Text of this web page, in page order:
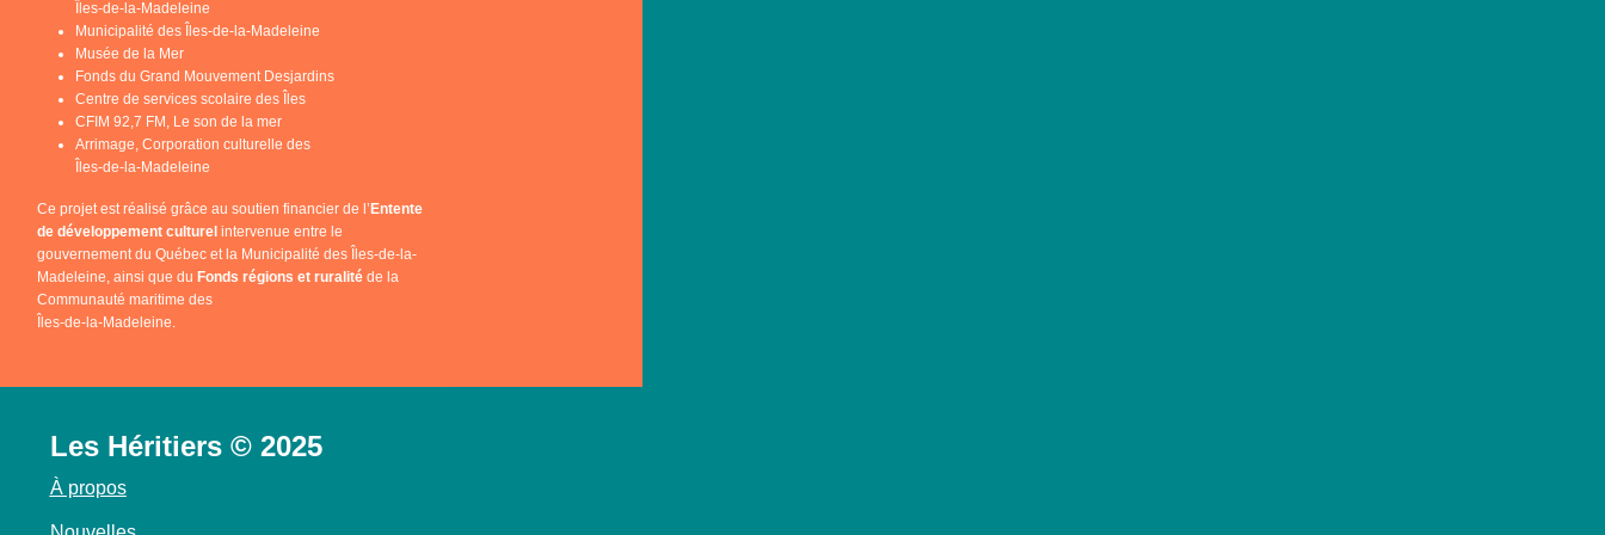
Îles-de-la-Madeleine
Municipalité des Îles-de-la-Madeleine
Musée de la Mer
Fonds du Grand Mouvement Desjardins
Centre de services scolaire des Îles
CFIM 92,7 FM, Le son de la mer
Arrimage, Corporation culturelle des
Îles-de-la-Madeleine
Ce projet est réalisé grâce au soutien financier de l’Entente
de développement culturel intervenue entre le
gouvernement du Québec et la Municipalité des Îles-de-la-
Madeleine, ainsi que du Fonds régions et ruralité de la
Communauté maritime des
Îles-de-la-Madeleine.
Les Héritiers © 2025
À propos